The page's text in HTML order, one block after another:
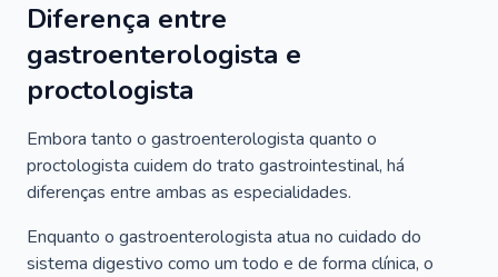
Diferença entre
gastroenterologista e
proctologista
Embora tanto o gastroenterologista quanto o
proctologista cuidem do trato gastrointestinal, há
diferenças entre ambas as especialidades.
Enquanto o gastroenterologista atua no cuidado do
sistema digestivo como um todo e de forma clínica, o